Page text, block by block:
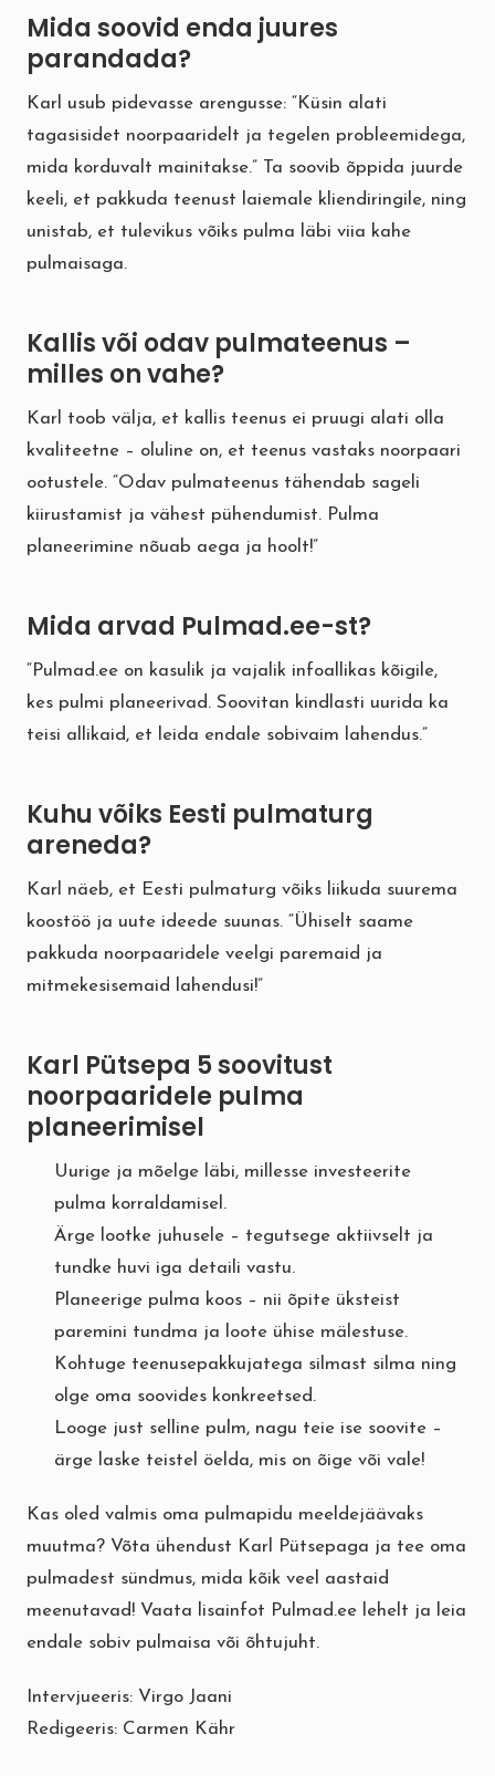
Mida soovid enda juures
parandada?
Karl usub pidevasse arengusse: “Küsin alati
tagasisidet noorpaaridelt ja tegelen probleemidega,
mida korduvalt mainitakse.” Ta soovib õppida juurde
keeli, et pakkuda teenust laiemale kliendiringile, ning
unistab, et tulevikus võiks pulma läbi viia kahe
pulmaisaga.
Kallis või odav pulmateenus –
milles on vahe?
Karl toob välja, et kallis teenus ei pruugi alati olla
kvaliteetne – oluline on, et teenus vastaks noorpaari
ootustele. “Odav pulmateenus tähendab sageli
kiirustamist ja vähest pühendumist. Pulma
planeerimine nõuab aega ja hoolt!”
Mida arvad Pulmad.ee-st?
“Pulmad.ee on kasulik ja vajalik infoallikas kõigile,
kes pulmi planeerivad. Soovitan kindlasti uurida ka
teisi allikaid, et leida endale sobivaim lahendus.”
Kuhu võiks Eesti pulmaturg
areneda?
Karl näeb, et Eesti pulmaturg võiks liikuda suurema
koostöö ja uute ideede suunas. “Ühiselt saame
pakkuda noorpaaridele veelgi paremaid ja
mitmekesisemaid lahendusi!”
Karl Pütsepa 5 soovitust
noorpaaridele pulma
planeerimisel
Uurige ja mõelge läbi, millesse investeerite
pulma korraldamisel.
Ärge lootke juhusele – tegutsege aktiivselt ja
tundke huvi iga detaili vastu.
Planeerige pulma koos – nii õpite üksteist
paremini tundma ja loote ühise mälestuse.
Kohtuge teenusepakkujatega silmast silma ning
olge oma soovides konkreetsed.
Looge just selline pulm, nagu teie ise soovite –
ärge laske teistel öelda, mis on õige või vale!
Kas oled valmis oma pulmapidu meeldejäävaks
muutma? Võta ühendust Karl Pütsepaga ja tee oma
pulmadest sündmus, mida kõik veel aastaid
meenutavad! Vaata lisainfot Pulmad.ee lehelt ja leia
endale sobiv pulmaisa või õhtujuht.
Intervjueeris: Virgo Jaani
Redigeeris: Carmen Kähr